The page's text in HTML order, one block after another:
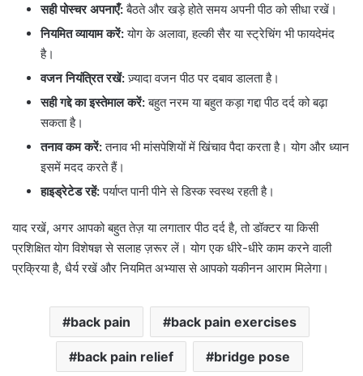
सही पोस्चर अपनाएँ:बैठते और खड़े होते समय अपनी पीठ को सीधा रखें।
नियमित व्यायाम करें:योग के अलावा, हल्की सैर या स्ट्रेचिंग भी फायदेमंद
है।
वजन नियंत्रित रखें:ज़्यादा वजन पीठ पर दबाव डालता है।
सही गद्दे का इस्तेमाल करें:बहुत नरम या बहुत कड़ा गद्दा पीठ दर्द को बढ़ा
सकता है।
तनाव कम करें:तनाव भी मांसपेशियों में खिंचाव पैदा करता है। योग और ध्यान
इसमें मदद करते हैं।
हाइड्रेटेड रहें:पर्याप्त पानी पीने से डिस्क स्वस्थ रहती है।
याद रखें, अगर आपको बहुत तेज़ या लगातार पीठ दर्द है, तो डॉक्टर या किसी
प्रशिक्षित योग विशेषज्ञ से सलाह ज़रूर लें। योग एक धीरे-धीरे काम करने वाली
प्रक्रिया है, धैर्य रखें और नियमित अभ्यास से आपको यकीनन आराम मिलेगा।
back pain back pain exercises
back pain relief bridge pose